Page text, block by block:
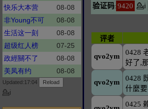
快乐大本营
08-08
非Young不可
08-08
生活这一刻
08-08
超级红人榜
07-25
政經關不了
08-08
美凤有约
08-08
Updated:17:04
💁ℹ